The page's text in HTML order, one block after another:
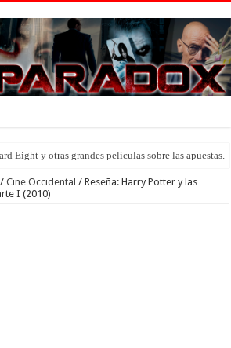
mundo de ‘Deadly Premonition’
/ Cine Occidental / Reseña: Harry Potter y las
I (2010)